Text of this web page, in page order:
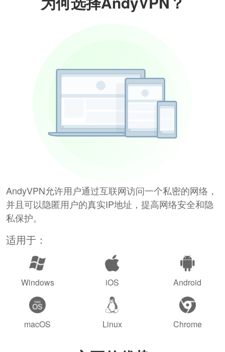
AndyVPN允许用户通过互联网访问一个私密的网络，
并且可以隐匿用户的真实IP地址，提高网络安全和隐
私保护。
适用于：
Windows iOS Android
macOS Linux Chrome